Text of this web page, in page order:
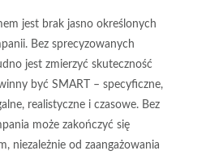
jest brak jasno określonych
Bez sprecyzowanych
jest zmierzyć skuteczność
być SMART – specyficzne,
realistyczne i czasowe. Bez
może zakończyć się
niezależnie od zaangażowania